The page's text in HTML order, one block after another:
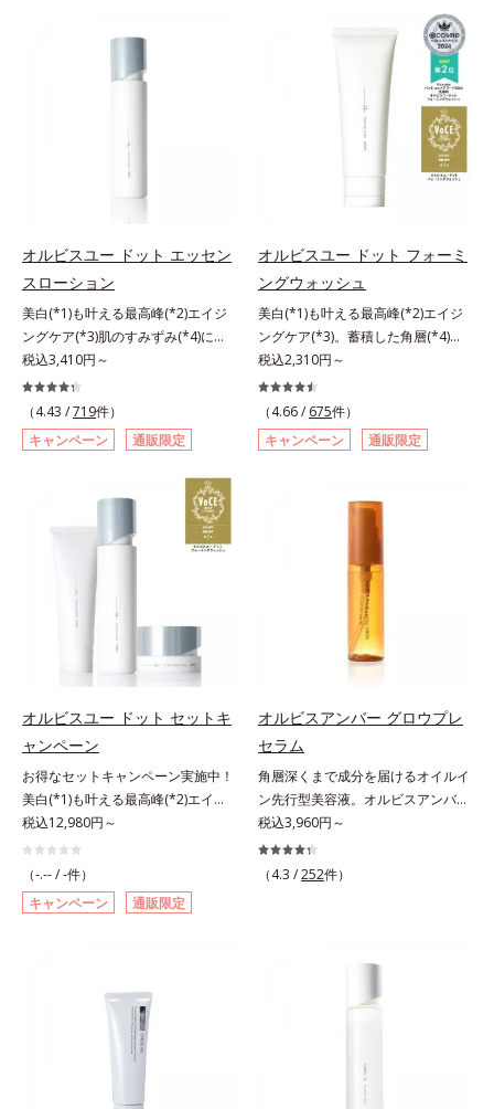
くいメイクを落とす際は、乾いた手
てください。3.メイクとなじんだ
てください。各商品の詳しい情報は
商品ページをご覧ください。・
BEAUTY夏祭りは、こちら
へ導く保湿成分、植物由来アミノ酸
え、すこやかに保つ保湿成分、微生
荒れを防ぐ保湿成分*5 ウォッシュ
を除くLM＝さっぱり高保湿タイプ
（脂性肌～普通肌）RM＝しっとり
＝乾燥を防ぎ、うるおいに満ちた肌
へ導く保湿成分、植物由来アミノ酸
（エルゴチオネイン）配合＝肌を整
え、すこやかに保つ保湿成分、微生
物由来アミノ酸（エクトイン）配合
＝乱れた角層にうるおいを与え、肌
荒れを防ぐ保湿成分*5 ウォッシュ
を除くLM＝さっぱり高保湿タイプ
（脂性肌～普通肌）RM＝しっとり
「オルビス アクアニスト」。乾燥
る持続型トリプルアミノ酸(*4)を配
どまってうるおいを蓄えてくれま
す。刺激を受けやすくなった角層を
うるおいで満たし、脱・敏感肌を目
指します。無油分・無着色・無香
料・アルコールフリー・パラベンフ
リーで、徹底的に肌に寄り添いま
す。*1 乾燥と敏感をくり返すこと
*2 敏感肌対象連用テスト済（すべ
ての方のお肌に合うということでは
ありません）*3 乾燥して敏感に感
じやすい状態のこと*4 発酵アミノ
酸（ポリグルタミン酸）配合＝乾燥
を防ぎ、うるおいに満ちた肌へ導く
保湿成分、植物由来アミノ酸（エル
ゴチオネイン）配合＝肌を整え、す
こやかに保つ保湿成分、微生物由来
アミノ酸（エクトイン）配合＝乱れ
た角層にうるおいを与え、肌荒れを
は、年齢による肌悩み一つ一つを対
処するのではなく、肌で起きている
ことの根本原因に着目。加齢ととも
に現れる年齢サインについて研究を
進めたところ、弾力感のない状態で
ある「ハリのなさ」や、くすみ(*6)
などが現れている状態である「透明
感のなさ」が、大人の肌印象に大き
シリーズは美容成分(*7)として
「G.D.F.アクティベーター(*8)」を
配合。そして、従来から配合してい
る美白(*1)有効成分「トラネキサム
酸」を配合しました。さらに、シリ
ーズ共通の美容成分「GLルートブ
ースター(*9)」を配合することで、
肌のふっくら感や透明感を叶えま
す。美白ケアしながら多角的なエイ
ジングケアが叶うシリーズに。3ス
感を。効果的なシナジー設計で、あ
なたのエイジングケアを応援しま
す。*1 メラニンの生成を抑え、シ
ミ・ソバカスを防ぐ（ウォッシュを
除く）*2 オルビス内スキンケアシ
リーズの保湿力*3 年齢に応じたお
手入れのこと*4 うるおいによる
*5 乾燥、ハリ・ツヤのなさ*6
セラカエルレア果汁、ノバラエキス
配合＝うるおいを与えハリと透明感
に満ちた肌へ導く保湿成分*9 メマ
ツヨイグサ抽出液、スイカズラエキ
ス配合＝角層のすみずみまで水分・
油分を保ち、ハリ・ツヤを与える保
湿成分*10 気持ちのこと
オルビスユー ドット エッセン
スローション
美白(*1)も叶える最高峰(*2)エイジ
ングケア(*3)肌のすみずみ(*4)にし
みわたるうるおい充満ローション。
ハリも透明感(*5)も結果主義。年齢
サイン(*6)の因子に着目した肌科学
エイジングケア(*3)シリーズ。オル
ビスユー ドットシリーズは、年齢
による肌悩み一つ一つを対処するの
ではなく、肌で起きていることの根
本原因に着目。加齢とともに現れる
年齢サインについて研究を進めたと
リのなさ」や、くすみ(*7)などが現
れている状態である「透明感のな
さ」が、大人の肌印象に大きな影響
を与えていることがわかりました。
そこでオルビスユー ドットシリー
ズは美容成分(*8)として「G.D.F.ア
クティベーター(*9)」を配合。そし
て、従来から配合している美白(*1)
有効成分「トラネキサム酸」を配合
しました。さらに、シリーズ共通の
美容成分「GLルートブースター
(*10)」を配合することで、肌のふ
っくら感や透明感を叶えます。美白
ケアしながら多角的なエイジングケ
アが叶うシリーズに。3ステップで
ラニンの生成を抑え、シミ・ソバカ
スを防ぐ（ウォッシュを除く）*2
オルビス内スキンケアシリーズの保
湿力*3 年齢に応じたお手入れのこ
と*4 角層まで*5 うるおいによ
税込3,410円～
（4.43 /719件）
キャンペーン
通販限定
オルビスユー ドット フォーミ
ングウォッシュ
美白(*1)も叶える最高峰(*2)エイジ
ングケア(*3)。蓄積した角層(*4)を
絡めとりくすみ(*5)を晴らす高密着
マイルドピーリング(*6)洗顔料。ハ
リも透明感(*7)も結果主義。年齢サ
イン(*8)の因子に着目した肌科学エ
イジングケア(*3)シリーズ。オルビ
よる肌悩み一つ一つを対処するので
原因に着目。加齢とともに現れる年
齢サインについて研究を進めたとこ
ろ、弾力感のない状態である「ハリ
のなさ」や、くすみ(*5)などが現れ
ている状態である「透明感のなさ」
が、大人の肌印象に大きな影響を与
でオルビスユー ドットシリーズは
美容成分(*9)として「G.D.F.アクテ
ィベーター(*10)」を配合。そし
て、従来から配合している美白(*1)
有効成分「トラネキサム酸」を配合
しました。さらに、シリーズ共通の
美容成分「GLルートブースター
(*11)」を配合することで、肌のふ
上向き(*12)のハリと透明感を。効
イジングケアを応援します。*1 メ
オルビス内スキンケアシリーズの保
湿力*3 年齢に応じたお手入れのこ
税込2,310円～
（4.66 / 675件）
キャンペーン
通販限定
オルビスユー ドット セットキ
ャンペーン
お得なセットキャンペーン実施中！
美白(*1)も叶える最高峰(*2)エイジ
ングケア(*3)。ハリも透明感(*4)も
結果主義。年齢サイン(*5)の因子に
着目した肌科学エイジングケア(*3)
シリーズ。オルビスユー ドットシ
リーズは、年齢による肌悩み一つ一
いて研究を進めたところ、弾力感の
ない状態である「ハリのなさ」や、
くすみ(*6)などが現れている状態で
ある「透明感のなさ」が現れること
で大人の肌印象に大きな影響を与え
税込12,980円～
（-.-- / -件）
キャンペーン
通販限定
オルビスアンバー グロウプレ
セラム
角層深くまで成分を届けるオイルイ
ン先行型美容液。オルビスアンバー
は、いつも⾃然体で美しくありたい
と願う⼤⼈世代に寄り添うブランド
です。年齢印象研究に基づいた肌サ
フスタイルになじむ、若々しい印象
ビスアンバー グロウプレセラムオ
イル成分(*2)が肌に素早くなじみ、
肌をやわらかくしながら角層まで浸
税込3,960円～
（4.3 /252件）